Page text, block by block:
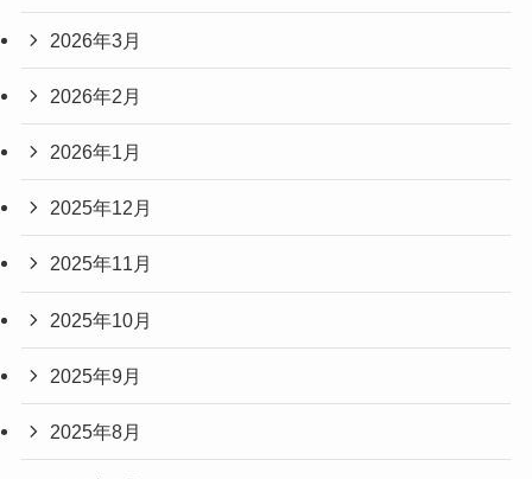
2026年3月
2026年2月
2026年1月
2025年12月
2025年11月
2025年10月
2025年9月
2025年8月